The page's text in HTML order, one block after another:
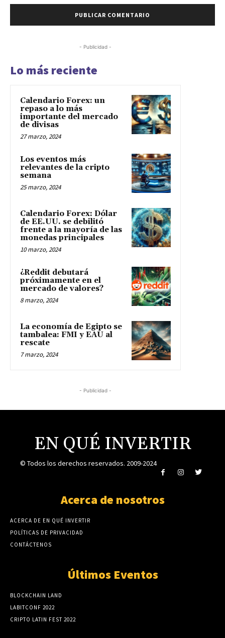
- Publicidad -
Lo más reciente
Calendario Forex: un
repaso a lo más
importante del mercado
de divisas
27 marzo, 2024
Los eventos más
relevantes de la cripto
semana
25 marzo, 2024
Calendario Forex: Dólar
de EE.UU. se debilitó
frente a la mayoría de las
monedas principales
10 marzo, 2024
¿Reddit debutará
próximamente en el
mercado de valores?
8 marzo, 2024
La economía de Egipto se
tambalea: FMI y EAU al
rescate
7 marzo, 2024
- Publicidad -
EN QUÉ INVERTIR
© Todos los derechos reservados. 2009-2024
Acerca de nosotros
ACERCA DE EN QUÉ INVERTIR
POLÍTICAS DE PRIVACIDAD
CONTÁCTENOS
Últimos Eventos
BLOCKCHAIN LAND
LABITCONF 2022
CRIPTO LATIN FEST 2022